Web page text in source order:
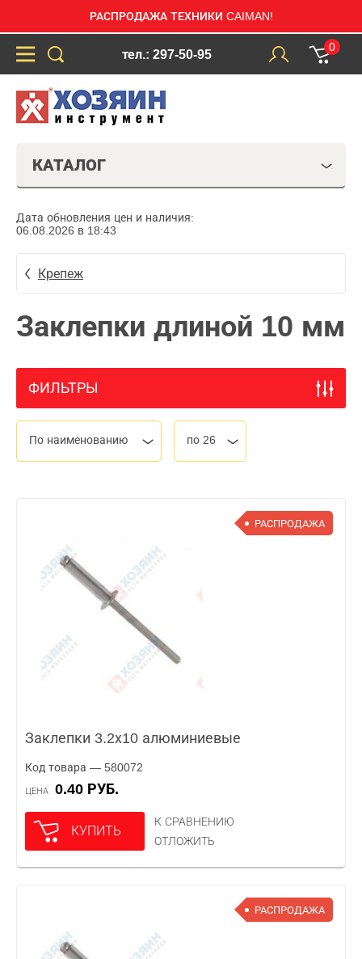
РАСПРОДАЖА ТЕХНИКИ CAIMAN!
тел.: 297-50-95
0
КАТАЛОГ
Дата обновления цен и наличия:
06.08.2026 в 18:43
Крепеж
Заклепки длиной 10 мм
ФИЛЬТРЫ
По наименованию по 26
РАСПРОДАЖА
Заклепки 3.2х10 алюминиевые
Код товара — 580072
ЦЕНА 0.40 РУБ.
КУПИТЬ
К СРАВНЕНИЮ
ОТЛОЖИТЬ
РАСПРОДАЖА